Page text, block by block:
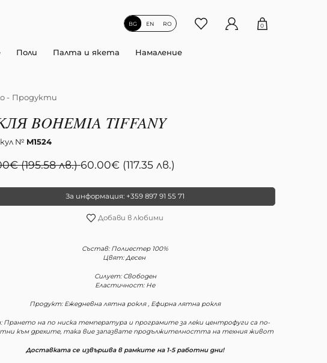
EN
BG RO 0
Поли Палта и якета Намаление
- Продукти
BOHEMIA TIFFANY
№ M1524
€ (195.58 лв.) 60.00€ (117.35 лв.)
За информация: +359 897 91 55 71
Добави в любими
Състав: Полиестер 100%
Цвят: Десен
Силует: Свободен
Еластичност: Не
Продукт: Ежедневна лятна рокля , Ефирна лятна рокля
Прането на по ниска температура и програмите за леки центрофуги са по-
към дрехите, така вие запазвате продължителността на техния живот
Доставката се извършва в рамките на 1-5 работни дни!